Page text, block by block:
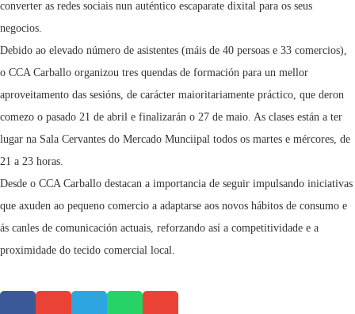
converter as redes sociais nun auténtico escaparate dixital para os seus
negocios.
Debido ao elevado número de asistentes (máis de 40 persoas e 33 comercios),
o CCA Carballo organizou tres quendas de formación para un mellor
aproveitamento das sesións, de carácter maioritariamente práctico, que deron
comezo o pasado 21 de abril e finalizarán o 27 de maio. As clases están a ter
lugar na Sala Cervantes do Mercado Munciipal todos os martes e mércores, de
21 a 23 horas.
Desde o CCA Carballo destacan a importancia de seguir impulsando iniciativas
que axuden ao pequeno comercio a adaptarse aos novos hábitos de consumo e
ás canles de comunicación actuais, reforzando así a competitividade e a
proximidade do tecido comercial local.